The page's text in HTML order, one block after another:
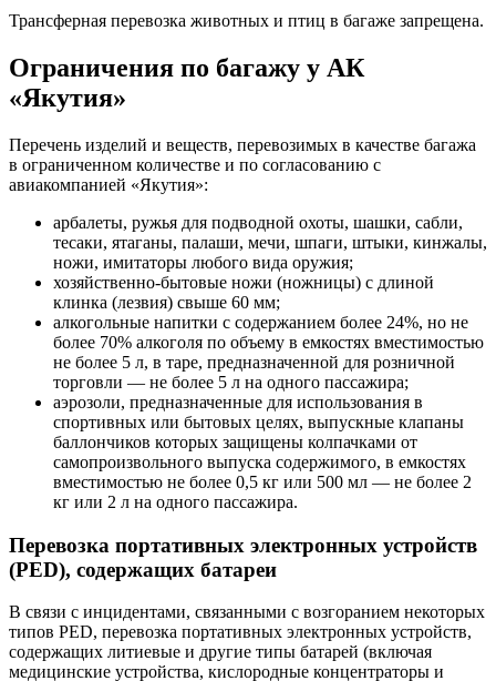
Трансферная перевозка животных и птиц в багаже запрещена.
Ограничения по багажу у АК
«Якутия»
Перечень изделий и веществ, перевозимых в качестве багажа
в ограниченном количестве и по согласованию с
авиакомпанией «Якутия»:
арбалеты, ружья для подводной охоты, шашки, сабли,
тесаки, ятаганы, палаши, мечи, шпаги, штыки, кинжалы,
ножи, имитаторы любого вида оружия;
хозяйственно-бытовые ножи (ножницы) с длиной
клинка (лезвия) свыше 60 мм;
алкогольные напитки с содержанием более 24%, но не
более 70% алкоголя по объему в емкостях вместимостью
не более 5 л, в таре, предназначенной для розничной
торговли — не более 5 л на одного пассажира;
аэрозоли, предназначенные для использования в
спортивных или бытовых целях, выпускные клапаны
баллончиков которых защищены колпачками от
самопроизвольного выпуска содержимого, в емкостях
вместимостью не более 0,5 кг или 500 мл — не более 2
кг или 2 л на одного пассажира.
Перевозка портативных электронных устройств
(PED), содержащих батареи
В связи с инцидентами, связанными с возгоранием некоторых
типов PED, перевозка портативных электронных устройств,
содержащих литиевые и другие типы батарей (включая
медицинские устройства, кислородные концентраторы и